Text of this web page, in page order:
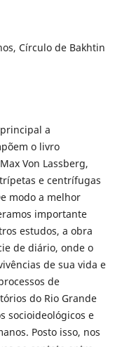
Círculo de Bakhtin
a
o livro
Von Lassberg,
e centrífugas
modo a melhor
importante
estudos, a obra
de diário, onde o
de sua vida e
de
do Rio Grande
socioideológicos e
Posto isso, nos